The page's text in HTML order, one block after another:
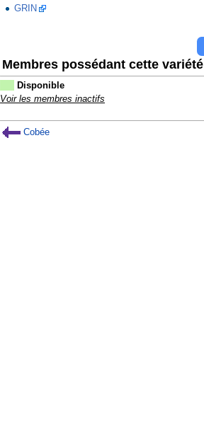
GRIN
Membres possédant cette variété
Disponible
Voir les membres inactifs
Cobée